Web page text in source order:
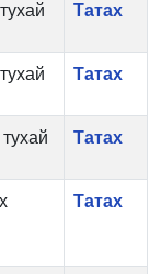
Татах
Татах
Татах
Татах